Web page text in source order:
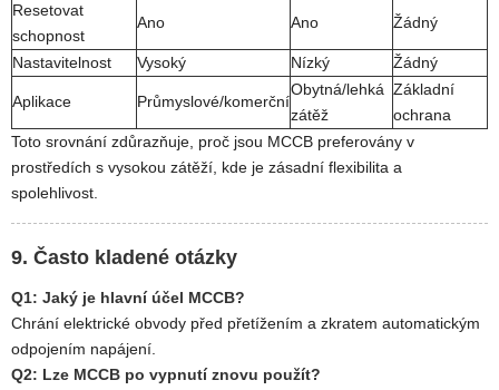
Resetovat
schopnost
Ano Ano Žádný
Nastavitelnost Vysoký Nízký Žádný
Aplikace Průmyslové/komerční
Obytná/lehká
zátěž
Základní
ochrana
Toto srovnání zdůrazňuje, proč jsou MCCB preferovány v
prostředích s vysokou zátěží, kde je zásadní flexibilita a
spolehlivost.
9. Často kladené otázky
Q1: Jaký je hlavní účel MCCB?
Chrání elektrické obvody před přetížením a zkratem automatickým
odpojením napájení.
Q2: Lze MCCB po vypnutí znovu použít?